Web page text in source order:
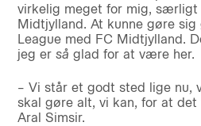
virkelig meget for mig, særligt
Midtjylland. At kunne gøre
League med FC Midtjylland.
jeg er så glad for at være her.
– Vi står et godt sted lige nu,
skal gøre alt, vi kan, for at
Aral Simsir.